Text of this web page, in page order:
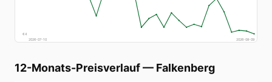
€4
2026-07-10
2026-08-09
12-Monats-Preisverlauf— Falkenberg